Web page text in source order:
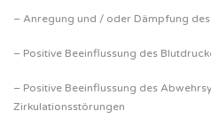
– Anregung und / oder Dämpfung des
– Positive Beeinflussung des
– Positive Beeinflussung des
Zirkulationsstörungen